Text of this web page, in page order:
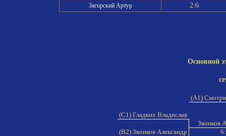
Загорский Артур 2:6
Основной
(A1)
(C1) Гладких Владислав
Звонков
(B2) Звонков Александр